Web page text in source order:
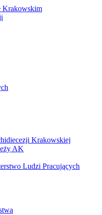
Krakowskim
Krakowskiej
AK
Ludzi Pracujących